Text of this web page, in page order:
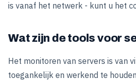
is vanaf het netwerk - kunt u het
Wat zijn de tools voor
Het monitoren van servers is van
toegankelijk en werkend te